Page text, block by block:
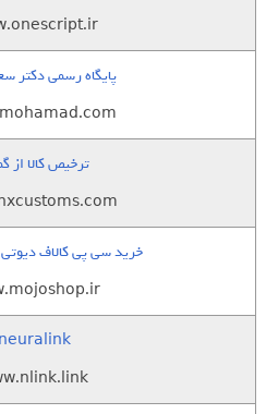
پایگاه رسمی دکتر
ترخیص کالا از
خرید سی پی کالاف دیوتی
neuralink